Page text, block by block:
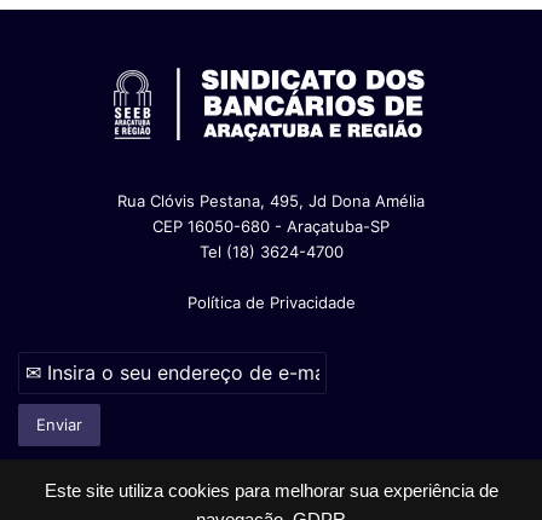
Este site utiliza cookies para melhorar sua experiência de
Rua Clóvis Pestana, 495, Jd Dona Amélia
CEP 16050-680 - Araçatuba-SP
Tel (18) 3624-4700
Política de Privacidade